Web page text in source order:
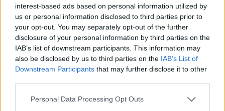
interest-based ads based on personal information utilized by
us or personal information disclosed to third parties prior to
your opt-out. You may separately opt-out of the further
disclosure of your personal information by third parties on the
IAB’s list of downstream participants. This information may
also be disclosed by us to third parties on the IAB’s List of
Downstream Participants that may further disclose it to other
Please note that this website/app uses one or more Google
Personal Data Processing Opt Outs
Σε συνεργασία με τηΔιοίκηση του e-ΕΦΚΑ
τοΥπουργείο Εργασίας και Κοινωνικών
Υποθέσεωναποφάσισε ηπληρωμή των
κύριων και επικουρικώνσυντάξεωννα
γίνεται σε δύο ημερομηνίες.
πληρωμές